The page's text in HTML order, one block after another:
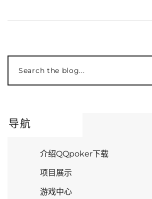
Search the blog...
导航
介绍QQpoker下载
项目展示
游戏中心